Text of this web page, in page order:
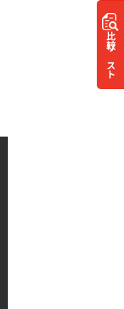
比較
リスト